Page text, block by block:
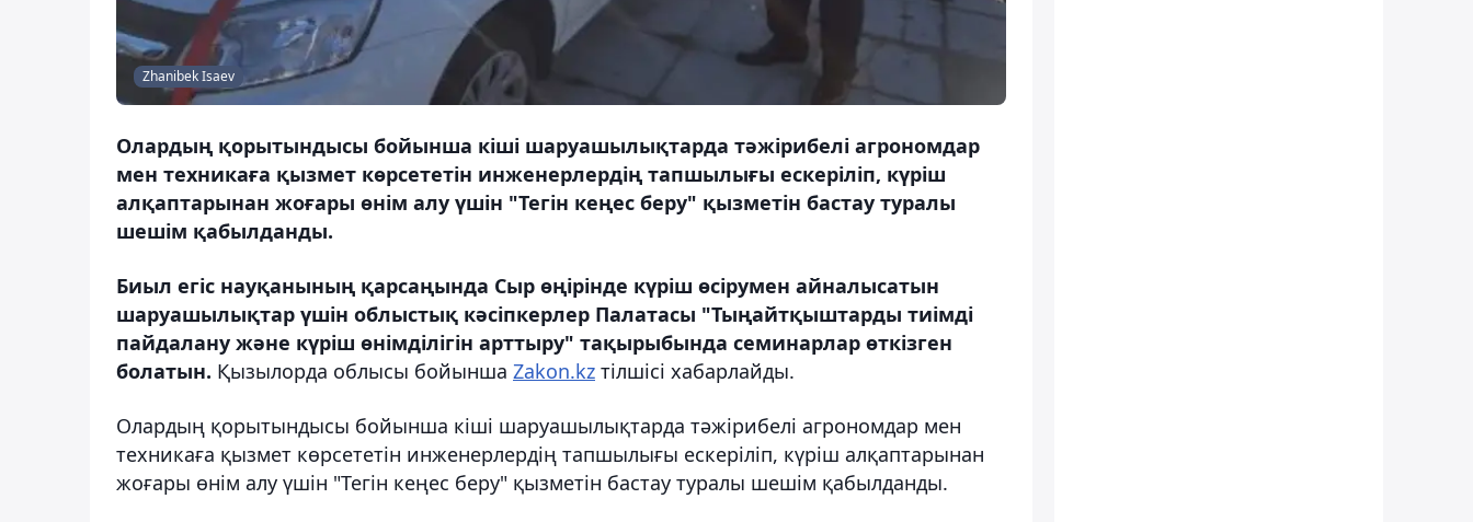
Zhanibek Isaev
Олардың қорытындысы бойынша кіші шаруашылықтарда тәжірибелі агрономдар
мен техникаға қызмет көрсететін инженерлердің тапшылығы ескеріліп, күріш
алқаптарынан жоғары өнім алу үшін "Тегін кеңес беру" қызметін бастау туралы
шешім қабылданды.
Биыл егіс науқанының қарсаңында Сыр өңірінде күріш өсірумен айналысатын
шаруашылықтар үшін облыстық кәсіпкерлер Палатасы "Тыңайтқыштарды тиімді
пайдалану және күріш өнімділігін арттыру" тақырыбында семинарлар өткізген
болатын. Қызылорда облысы бойынша Zakon.kz тілшісі хабарлайды.
Олардың қорытындысы бойынша кіші шаруашылықтарда тәжірибелі агрономдар мен
техникаға қызмет көрсететін инженерлердің тапшылығы ескеріліп, күріш алқаптарынан
жоғары өнім алу үшін "Тегін кеңес беру" қызметін бастау туралы шешім қабылданды.